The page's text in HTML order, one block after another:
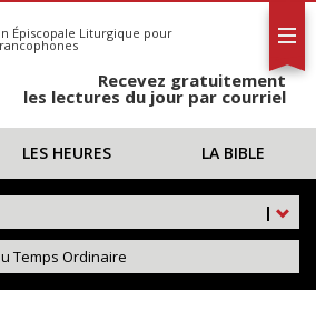
Épiscopale Liturgique pour
Recevez gratuitement
les lectures du jour par courriel
LES HEURES LA BIBLE
|
Temps Ordinaire